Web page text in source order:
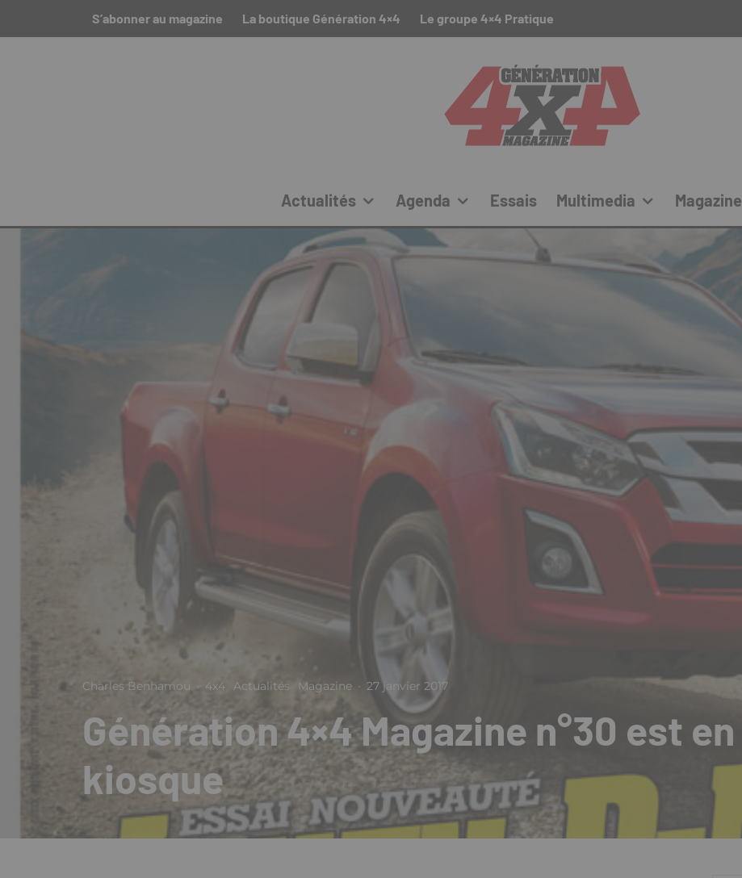
S’abonner au magazine La boutique Génération 4×4 Le groupe 4×4 Pratique
Actualités Agenda Essais Multimedia Magazine
Charles Benhamou · 4x4 Actualités Magazine · 27 janvier 2017
Génération 4×4 Magazine n°30 est en
kiosque